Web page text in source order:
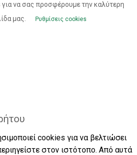
να σας προσφέρουμε την καλύτερη
μας.
Ρυθμίσεις cookies
cookies για να βελτιώσει
στον ιστότοπο. Από αυτά